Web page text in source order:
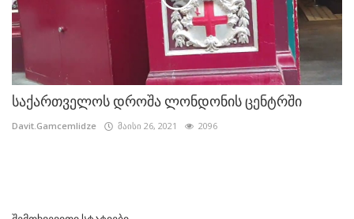
საქართველოს დროშა ლონდონის ცენტრში
Davit.Gamcemlidze მაისი 26, 2021 2096